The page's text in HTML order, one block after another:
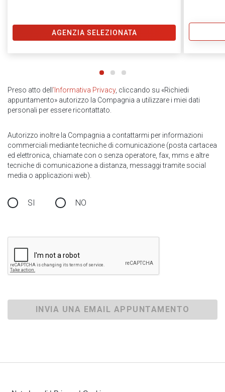
AGENZIA SELEZIONATA
Preso atto dell ’Informativa Privacy, cliccando su «Richiedi
appuntamento» autorizzo la Compagnia a utilizzare i miei dati
personali per essere ricontattato.
Autorizzo inoltre la Compagnia a contattarmi per informazioni
commerciali mediante tecniche di comunicazione (posta cartacea
ed elettronica, chiamate con o senza operatore, fax, mms e altre
tecniche di comunicazione a distanza, messaggi tramite social
media o applicazioni web).
SI NO
INVIA UNA EMAIL APPUNTAMENTO